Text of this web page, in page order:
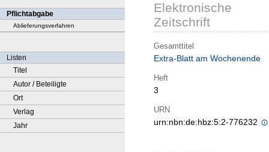
Pflichtabgabe
Ablieferungsverfahren
Listen
Titel
Autor / Beteiligte
Ort
Verlag
Jahr
Elektronische
Zeitschrift
Gesamttitel
Extra-Blatt am Wochenende
Heft
3
URN
urn:nbn:de:hbz:5:2-776232